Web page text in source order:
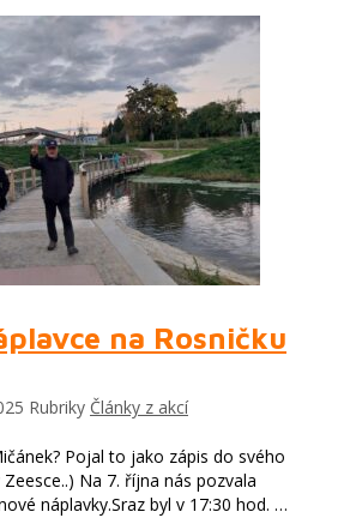
na Rosničku
Rubriky Články z akcí
Pojal to jako zápis do svého
Na 7. října nás pozvala
náplavky.Sraz byl v 17:30 hod. …